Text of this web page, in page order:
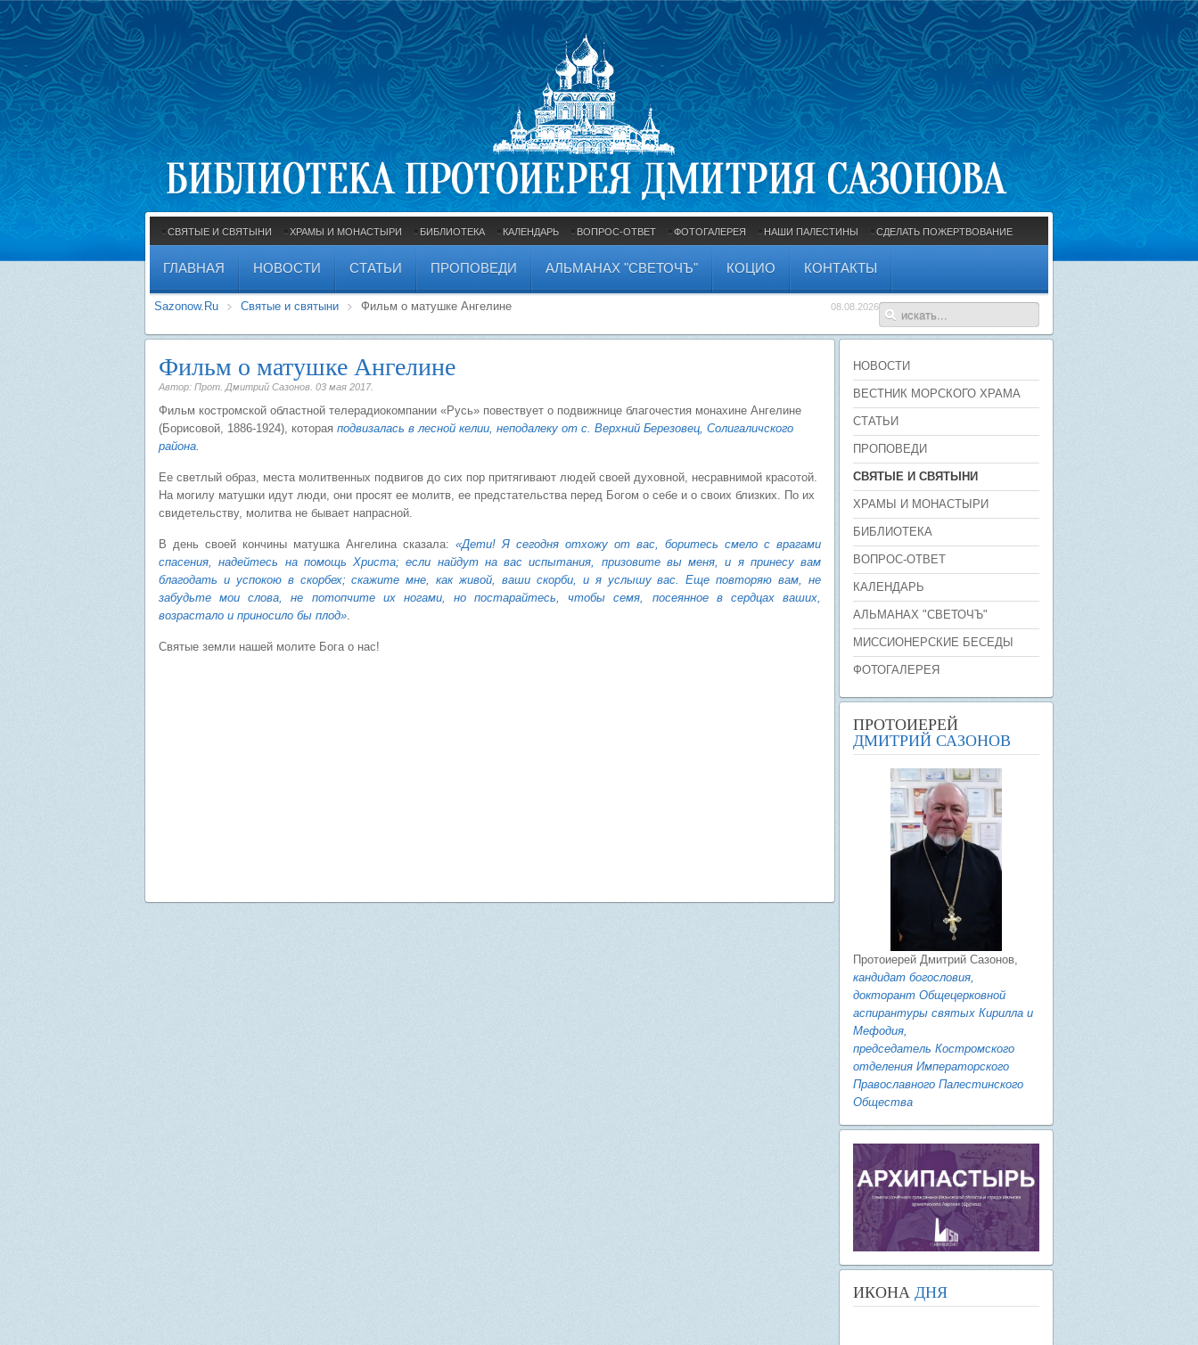
СВЯТЫЕ И СВЯТЫНИ ХРАМЫ И МОНАСТЫРИ БИБЛИОТЕКА КАЛЕНДАРЬ ВОПРОС-ОТВЕТ ФОТОГАЛЕРЕЯ НАШИ ПАЛЕСТИНЫ СДЕЛАТЬ ПОЖЕРТВОВАНИЕ
ГЛАВНАЯ НОВОСТИ СТАТЬИ ПРОПОВЕДИ АЛЬМАНАХ "СВЕТОЧЪ" КОЦИО КОНТАКТЫ
08.08.2026
Sazonow.Ru Святые и святыни Фильм о матушке Ангелине
Фильм о матушке Ангелине
Автор: Прот. Дмитрий Сазонов. 03 мая 2017.
Фильм костромской областной телерадиокомпании «Русь» повествует о подвижнице благочестия монахине Ангелине
(Борисовой, 1886-1924), которая подвизалась в лесной келии, неподалеку от с. Верхний Березовец, Солигаличского
района.
Ее светлый образ, места молитвенных подвигов до сих пор притягивают людей своей духовной, несравнимой красотой.
На могилу матушки идут люди, они просят ее молитв, ее предстательства перед Богом о себе и о своих близких. По их
свидетельству, молитва не бывает напрасной.
В день своей кончины матушка Ангелина сказала: «Дети! Я сегодня отхожу от вас, боритесь смело с врагами
спасения, надейтесь на помощь Христа; если найдут на вас испытания, призовите вы меня, и я принесу вам
благодать и успокою в скорбех; скажите мне, как живой, ваши скорби, и я услышу вас. Еще повторяю вам, не
забудьте мои слова, не потопчите их ногами, но постарайтесь, чтобы семя, посеянное в сердцах ваших,
возрастало и приносило бы плод».
Святые земли нашей молите Бога о нас!
НОВОСТИ
ВЕСТНИК МОРСКОГО ХРАМА
СТАТЬИ
ПРОПОВЕДИ
СВЯТЫЕ И СВЯТЫНИ
ХРАМЫ И МОНАСТЫРИ
БИБЛИОТЕКА
ВОПРОС-ОТВЕТ
КАЛЕНДАРЬ
АЛЬМАНАХ "СВЕТОЧЪ"
МИССИОНЕРСКИЕ БЕСЕДЫ
ФОТОГАЛЕРЕЯ
ПРОТОИЕРЕЙ
ДМИТРИЙ САЗОНОВ
Протоиерей Дмитрий Сазонов,
кандидат богословия,
докторант Общецерковной
аспирантуры святых Кирилла и
Мефодия,
председатель Костромского
отделения Императорского
Православного Палестинского
Общества
ИКОНА ДНЯ